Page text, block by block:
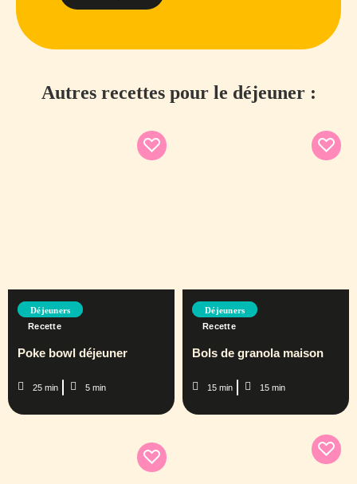
Autres recettes pour le déjeuner :
Déjeuners
Recette
Poke bowl déjeuner
25 min 5 min
Déjeuners
Recette
Bols de granola maison
15 min 15 min